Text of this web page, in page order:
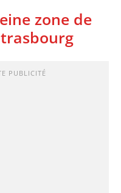
zone de
PUBLICITÉ